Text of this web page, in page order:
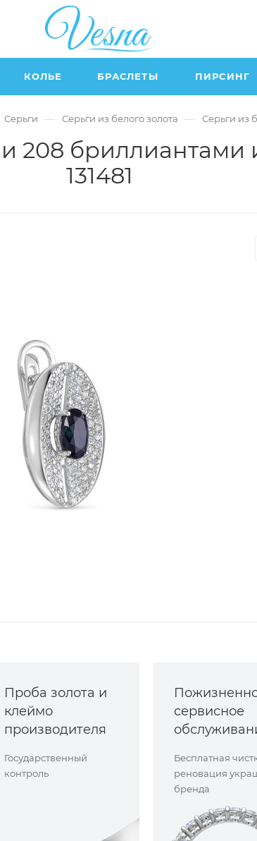
КОЛЬЕ БРАСЛЕТЫ ПИРСИНГ
Серьги — Серьги из белого золота — Серьги из
208 бриллиантами
131481
Проба золота и
клеймо
производителя
Государственный
контроль
сервисное
Бесплатная
реновация
бренда